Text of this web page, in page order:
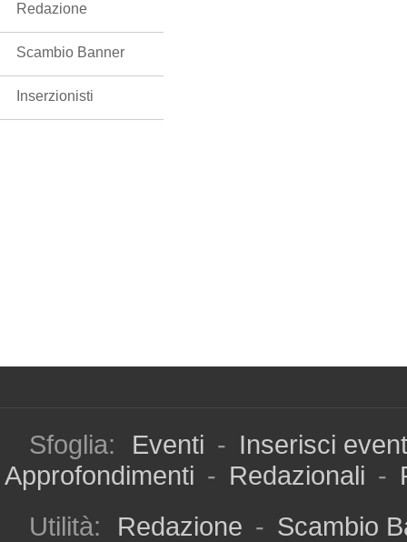
Redazione
Scambio Banner
Inserzionisti
Sfoglia: Eventi - Inserisci
Approfondimenti - Redazionali -
Utilità:
Redazione - Scambio